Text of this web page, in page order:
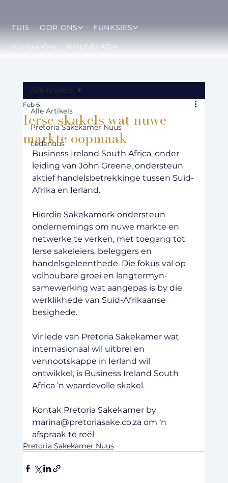
TUIS OOR ONS FUNKSIES
Kontak Ons NUUSBLAD
Alle Artikels
Pretoria Sakekamer Nuus
Ledenuus
Alle Artikels
Ierse skakels wat nuwe
markte oopmaak
Feb 6
Business Ireland South Africa, onder
leiding van John Greene, ondersteun
aktief handelsbetrekkinge tussen Suid-
Afrika en Ierland.
Hierdie Sakekamerk ondersteun
ondernemings om nuwe markte en
netwerke te verken, met toegang tot
Ierse sakeleiers, beleggers en
handelsgeleenthede. Die fokus val op
volhoubare groei en langtermyn-
samewerking wat aangepas is by die
werklikhede van Suid-Afrikaanse
besighede.
Vir lede van Pretoria Sakekamer wat
internasionaal wil uitbrei en
vennootskappe in Ierland wil
ontwikkel, is Business Ireland South
Africa ’n waardevolle skakel.
Kontak Pretoria Sakekamer by
marina@pretoriasake.co.za om ‘n
afspraak te reël
Pretoria Sakekamer Nuus